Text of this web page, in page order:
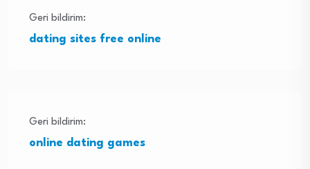
Geri bildirim:
dating sites free online
Geri bildirim:
online dating games